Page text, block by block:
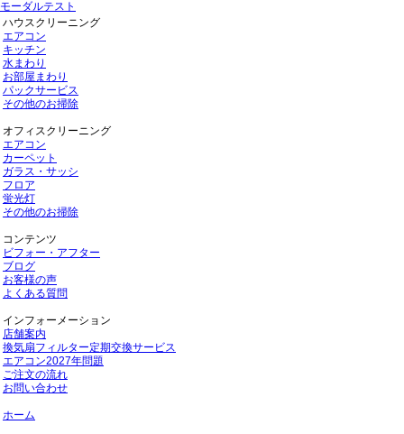
モーダルテスト
ハウスクリーニング
エアコン
キッチン
水まわり
お部屋まわり
パックサービス
その他のお掃除
オフィスクリーニング
エアコン
カーペット
ガラス・サッシ
フロア
蛍光灯
その他のお掃除
コンテンツ
ビフォー・アフター
ブログ
お客様の声
よくある質問
インフォーメーション
店舗案内
換気扇フィルター定期交換サービス
エアコン2027年問題
ご注文の流れ
お問い合わせ
ホーム